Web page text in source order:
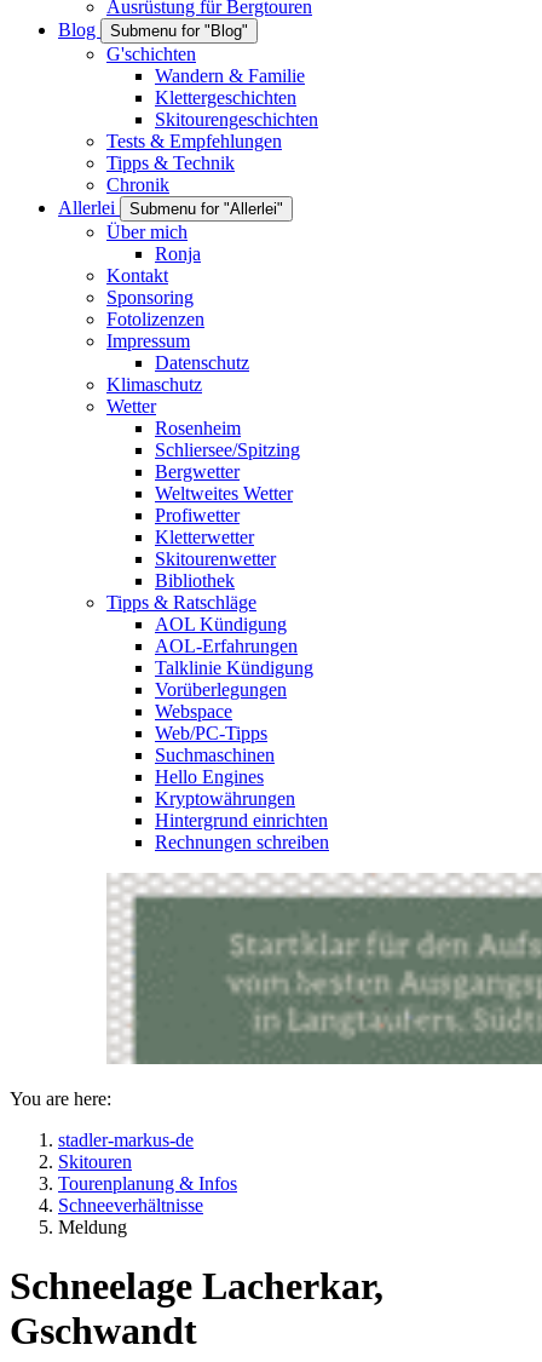
Ausrüstung für Bergtouren
Blog
Submenu for "Blog"
G'schichten
Wandern & Familie
Klettergeschichten
Skitourengeschichten
Tests & Empfehlungen
Tipps & Technik
Chronik
Allerlei
Submenu for "Allerlei"
Über mich
Ronja
Kontakt
Sponsoring
Fotolizenzen
Impressum
Datenschutz
Klimaschutz
Wetter
Rosenheim
Schliersee/Spitzing
Bergwetter
Weltweites Wetter
Profiwetter
Kletterwetter
Skitourenwetter
Bibliothek
Tipps & Ratschläge
AOL Kündigung
AOL-Erfahrungen
Talklinie Kündigung
Vorüberlegungen
Webspace
Web/PC-Tipps
Suchmaschinen
Hello Engines
Kryptowährungen
Hintergrund einrichten
Rechnungen schreiben
You are here:
stadler-markus-de
Skitouren
Tourenplanung & Infos
Schneeverhältnisse
Meldung
Schneelage Lacherkar,
Gschwandt